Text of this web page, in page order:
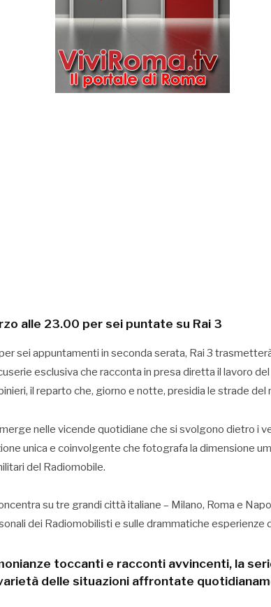
alle 23.00 per sei puntate su Rai 3
sei appuntamenti in seconda serata, Rai 3
esclusiva che racconta in presa diretta il lavoro
il reparto che, giorno e notte, presidia le strade del
nelle vicende quotidiane che si svolgono dietro i
unica e coinvolgente che fotografa la dimensione
del Radiomobile.
su tre grandi città italiane – Milano, Roma e
dei Radiomobilisti e sulle drammatiche esperienze
toccanti e racconti avvincenti, la
delle situazioni affrontate